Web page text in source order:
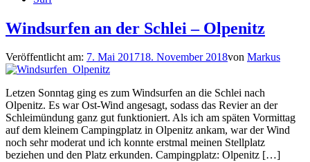
Windsurfen an der Schlei – Olpenitz
Veröffentlicht am: 7. Mai 201718. November 2018von Markus
Letzen Sonntag ging es zum Windsurfen an die Schlei nach
Olpenitz. Es war Ost-Wind angesagt, sodass das Revier an der
Schleimündung ganz gut funktioniert. Als ich am späten Vormittag
auf dem kleinem Campingplatz in Olpenitz ankam, war der Wind
noch sehr moderat und ich konnte erstmal meinen Stellplatz
beziehen und den Platz erkunden. Campingplatz: Olpenitz […]